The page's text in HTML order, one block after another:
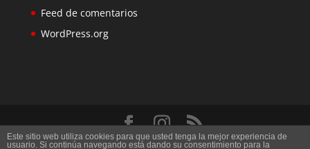
Feed de comentarios
WordPress.org
Diseñado porElegant Themes| Desarrollado por
Este sitio web utiliza cookies para que usted tenga la mejor experiencia de
usuario. Si continúa navegando está dando su consentimiento para la